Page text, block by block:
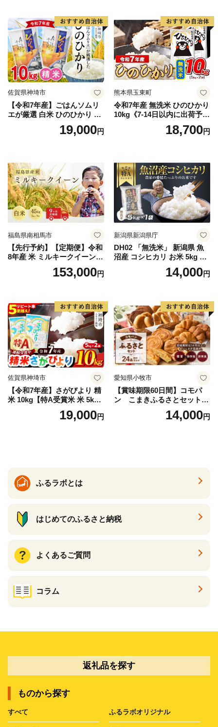
野町産 Elevation
佐賀県神埼市
【令和7年産】ごはんソムリ
エが厳選 白米 ひのひかり 10
米 10kg 5kg×2 ひのひかり ブ
19,000円
熊本県玉東町
令和7年産 無洗米 ひのひかり
10kg《7-14日以内に出荷予定
(土日祝除く)》コメ 米 無洗米
令和7年産 高レビュー｜人気
18,700円
福島県南相馬市
【先行予約】【定期便】令和
8年産 米 ミルキークイーン
白米 45kg (5kg×9回) | ミルキ
ークイーン 米5kg 福島 福島
福島県 南相馬市 cu006-ae
153,000円
新潟県新潟県庁
DH02 「無洗米」 新潟県 魚
沼産 コシヒカリ お米 5kg こ
しひかり 精米 米（お米の美
味しい炊き方ガイド付き）
14,000円
佐賀県神埼市
【令和7年産】さがびより 精
米 10kg【特A受賞米 米 5kg×
2袋 お米 コメ こめ 国産 美味
しい ブランド米 人気 ランキ
19,000円
愛知県小牧市
【賞味期限60日間】コモパ
ン こまきふるさとセット
（24個入り）／災害用備蓄
保存食 非常食 防災グッズに
14,000円
ふるラボとは
はじめてのふるさと納税
よくあるご質問
コラム
返礼品を探す
ものから探す
すべて ふるラボオリジナル